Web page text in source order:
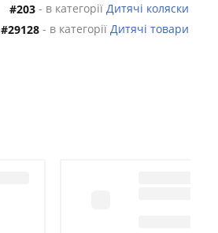
#203 - в категорії Дитячі коляски
#29128 - в категорії Дитячі товари